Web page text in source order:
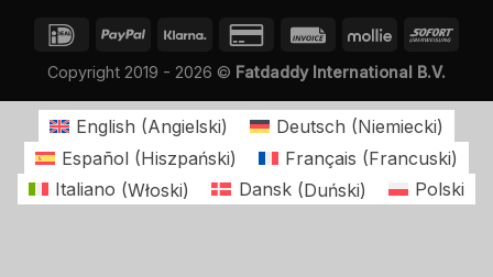
Copyright 2019 - 2026 © Fatdaddy International B.V.
English (Angielski) Deutsch (Niemiecki)
Español (Hiszpański) Français (Francuski)
Italiano (Włoski) Dansk(Duński) Polski